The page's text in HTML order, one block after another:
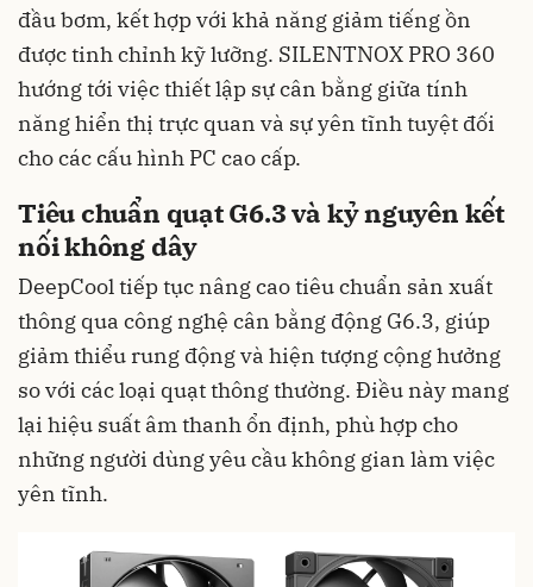
đầu bơm, kết hợp với khả năng giảm tiếng ồn
được tinh chỉnh kỹ lưỡng. SILENTNOX PRO 360
hướng tới việc thiết lập sự cân bằng giữa tính
năng hiển thị trực quan và sự yên tĩnh tuyệt đối
cho các cấu hình PC cao cấp.
Tiêu chuẩn quạt G6.3 và kỷ nguyên kết
nối không dây
DeepCool tiếp tục nâng cao tiêu chuẩn sản xuất
thông qua công nghệ cân bằng động G6.3, giúp
giảm thiểu rung động và hiện tượng cộng hưởng
so với các loại quạt thông thường. Điều này mang
lại hiệu suất âm thanh ổn định, phù hợp cho
những người dùng yêu cầu không gian làm việc
yên tĩnh.